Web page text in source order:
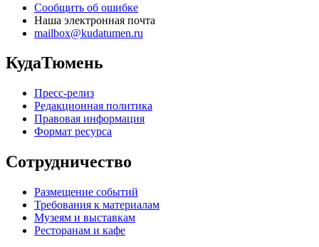
Сообщить об ошибке
Наша электронная почта
mailbox@kudatumen.ru
КудаТюмень
Пресс-релиз
Редакционная политика
Правовая информация
Формат ресурса
Сотрудничество
Размещение событий
Требования к материалам
Музеям и выставкам
Ресторанам и кафе